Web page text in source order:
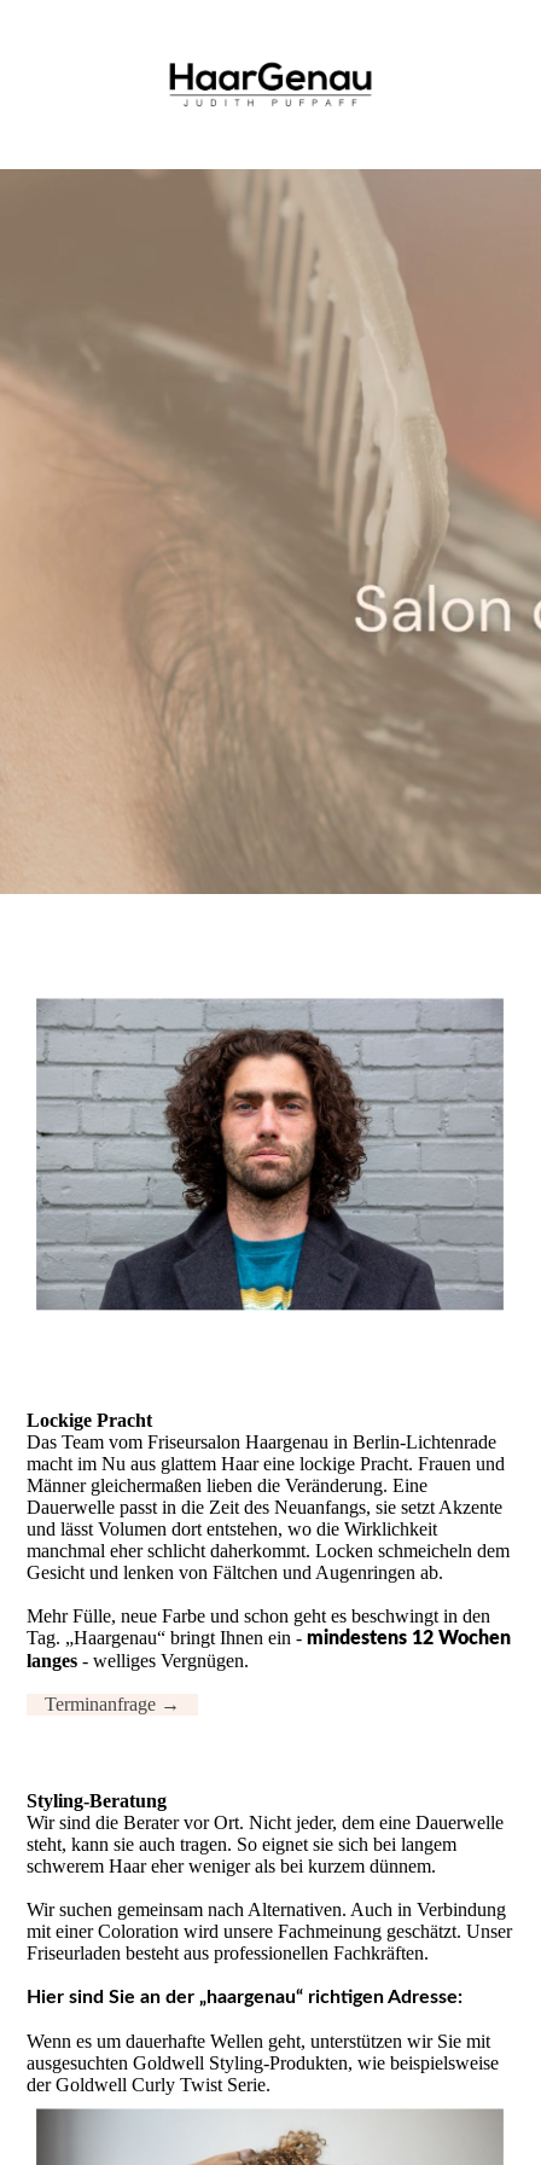
Lockige Pracht
Das Team vom Friseursalon Haargenau in Berlin-Lichtenrade
macht im Nu aus glattem Haar eine lockige Pracht. Frauen und
Männer gleichermaßen lieben die Veränderung. Eine
Dauerwelle passt in die Zeit des Neuanfangs, sie setzt Akzente
und lässt Volumen dort entstehen, wo die Wirklichkeit
manchmal eher schlicht daherkommt. Locken schmeicheln dem
Gesicht und lenken von Fältchen und Augenringen ab.
Mehr Fülle, neue Farbe und schon geht es beschwingt in den
Tag. „Haargenau“ bringt Ihnen ein -mindestens 12 Wochen
langes- welliges Vergnügen.
Terminanfrage →
Styling-Bera­tung
Wir sind die Berater vor Ort. Nicht jeder, dem eine Dauerwelle
steht, kann sie auch tragen. So eignet sie sich bei langem
schwerem Haar eher weniger als bei kurzem dünnem.
Wir suchen gemeinsam nach Alternativen. Auch in Verbindung
mit einer Coloration wird unsere Fachmeinung geschätzt. Unser
Friseurladen besteht aus professionellen Fachkräften.
Hier sind Sie an der „haargenau“ richtigen Adresse:
Wenn es um dauerhafte Wellen geht, unterstützen wir Sie mit
ausgesuchten Goldwell Styling-Produkten, wie beispielsweise
der Goldwell Curly Twist Serie.